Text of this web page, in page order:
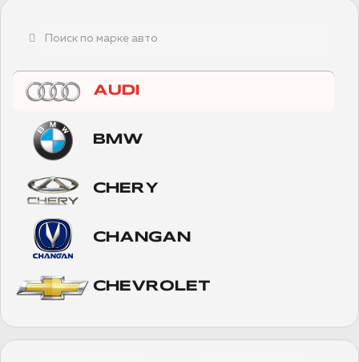
AUDI
BMW
CHERY
CHANGAN
CHEVROLET